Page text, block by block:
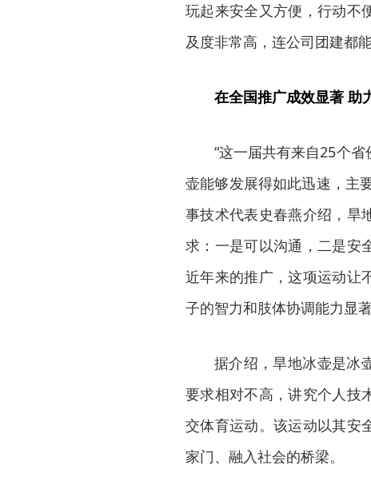
玩起来安全又方便，行动不
及度非常高，连公司团建都
在全国推广成效显著 助
“这一届共有来自25个
壶能够发展得如此迅速，主
事技术代表史春燕介绍，旱
求：一是可以沟通，二是安
近年来的推广，这项运动让
子的智力和肢体协调能力显著
据介绍，旱地冰壶是冰
要求相对不高，讲究个人技
交体育运动。该运动以其安
家门、融入社会的桥梁。